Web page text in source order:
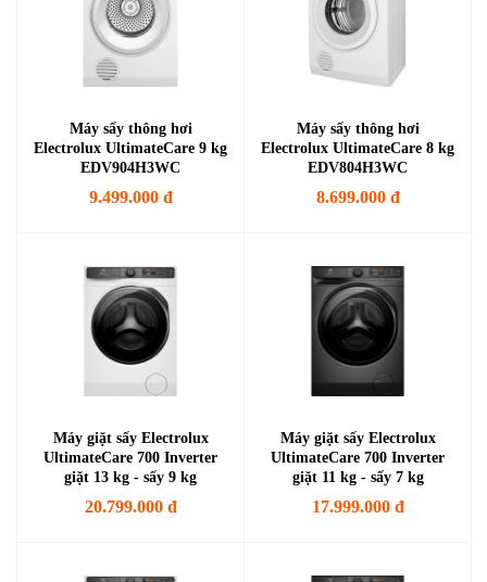
Máy sấy thông hơi
Electrolux UltimateCare 9 kg
EDV904H3WC
9.499.000 đ
Máy sấy thông hơi
Electrolux UltimateCare 8 kg
EDV804H3WC
8.699.000 đ
Máy giặt sấy Electrolux
UltimateCare 700 Inverter
giặt 13 kg - sấy 9 kg
EWW1343R7WC
20.799.000 đ
Máy giặt sấy Electrolux
UltimateCare 700 Inverter
giặt 11 kg - sấy 7 kg
EWW1143R7SC
17.999.000 đ